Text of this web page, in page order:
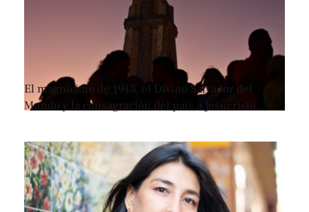
El magnicidio de 1913, el Divino Salvador del
Mundo y la consagración del país a Jesucristo